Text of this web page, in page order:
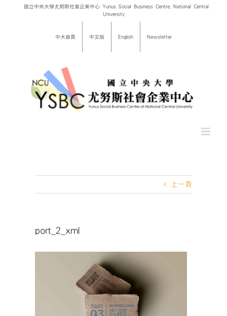
國立中央大學尤努斯社會企業中心 Yunus Social Business Centre, National Central
University
中大首頁 中文版 English Newsletter
上一頁
port_2_xml